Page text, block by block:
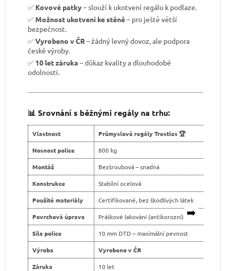
✅ Kovové patky– slouží k ukotvení regálu k podlaze.
✅ Možnost ukotvení ke stěně– pro ještě větší
bezpečnost.
✅Vyrobeno v ČR– žádný levný dovoz, ale podpora
české výroby.
✅ 10 let záruka – důkaz kvality a dlouhodobé
odolnosti.
📊 Srovnání s běžnými regály na trhu:
➡️
Vlastnost Průmyslové regály Trestles 🏆
Nosnost police 800 kg
Montáž Bezšroubová – snadná
Konstrukce Stabilní ocelová
Použité materiály Certifikované, bez škodlivých látek
Povrchová úprava Práškové lakování (antikorozní)
Síla police 10 mm DTD – maximální pevnost
Výroba Vyrobeno v ČR
Záruka 10 let